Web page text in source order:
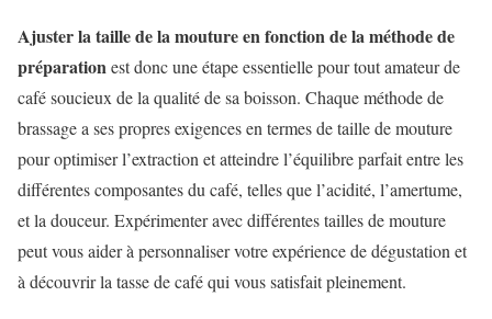
Ajuster la taille de la mouture en fonction de la méthode de
préparationest donc une étape essentielle pour tout amateur de
café soucieux de la qualité de sa boisson. Chaque méthode de
brassage a ses propres exigences en termes de taille de mouture
pour optimiser l’extraction et atteindre l’équilibre parfait entre les
différentes composantes du café, telles que l’acidité, l’amertume,
et la douceur. Expérimenter avec différentes tailles de mouture
peut vous aider à personnaliser votre expérience de dégustation et
à découvrir la tasse de café qui vous satisfait pleinement.